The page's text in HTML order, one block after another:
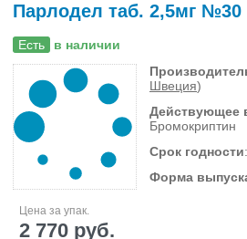
Парлодел таб. 2,5мг №30
Есть в наличии
Швеция)
Действующее
Бромокриптин
Срок годности
Форма
Цена за упак.
2 770 руб.